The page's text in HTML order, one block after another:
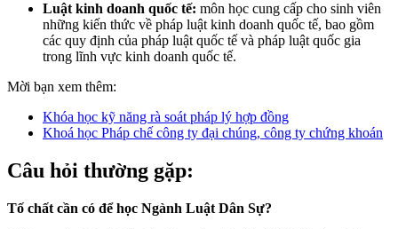
Luật kinh doanh quốc tế: môn học cung cấp cho sinh viên
những kiến thức về pháp luật kinh doanh quốc tế, bao gồm
các quy định của pháp luật quốc tế và pháp luật quốc gia
trong lĩnh vực kinh doanh quốc tế.
Mời bạn xem thêm:
Khóa học kỹ năng rà soát pháp lý hợp đồng
Khoá học Pháp chế công ty đại chúng, công ty chứng khoán
Câu hỏi thường gặp:
Tố chất cần có để học Ngành Luật Dân Sự?